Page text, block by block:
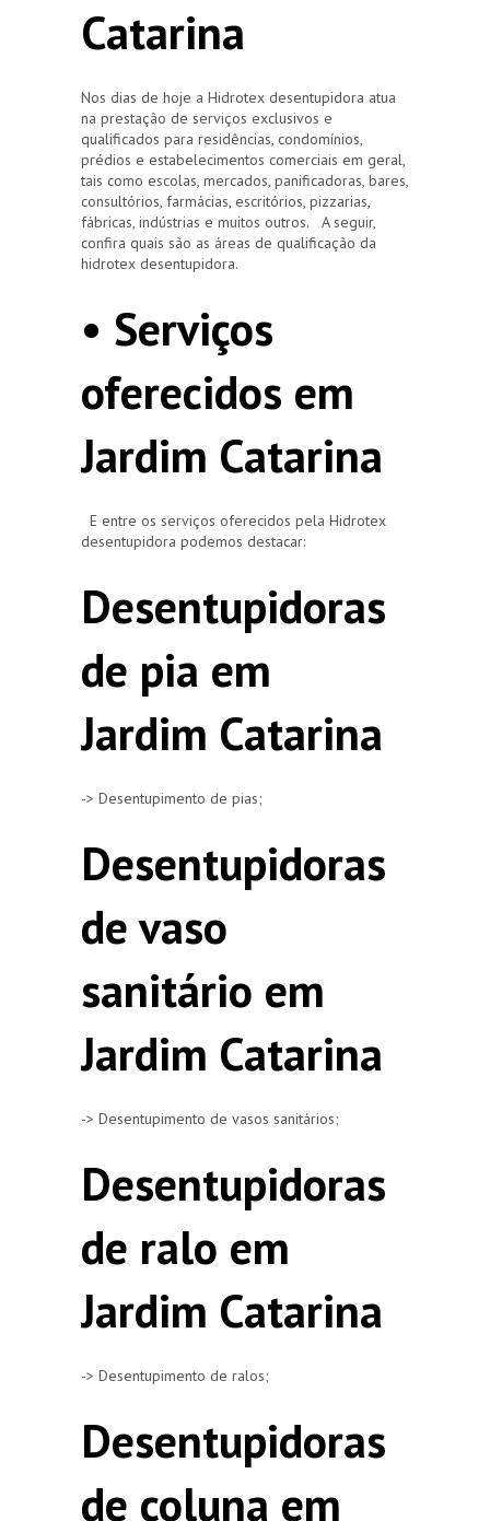
Catarina
Nos dias de hoje a Hidrotex desentupidora atua
na prestação de serviços exclusivos e
qualificados para residências, condomínios,
prédios e estabelecimentos comerciais em geral,
tais como escolas, mercados, panificadoras, bares,
consultórios, farmácias, escritórios, pizzarias,
fábricas, indústrias e muitos outros. A seguir,
confira quais são as áreas de qualificação da
hidrotex desentupidora.
• Serviços
oferecidos em
Jardim Catarina
E entre os serviços oferecidos pela Hidrotex
desentupidora podemos destacar:
Desentupidoras
de pia em
Jardim Catarina
-> Desentupimento de pias;
Desentupidoras
de vaso
sanitário em
Jardim Catarina
-> Desentupimento de vasos sanitários;
Desentupidoras
de ralo em
Jardim Catarina
-> Desentupimento de ralos;
Desentupidoras
de coluna em